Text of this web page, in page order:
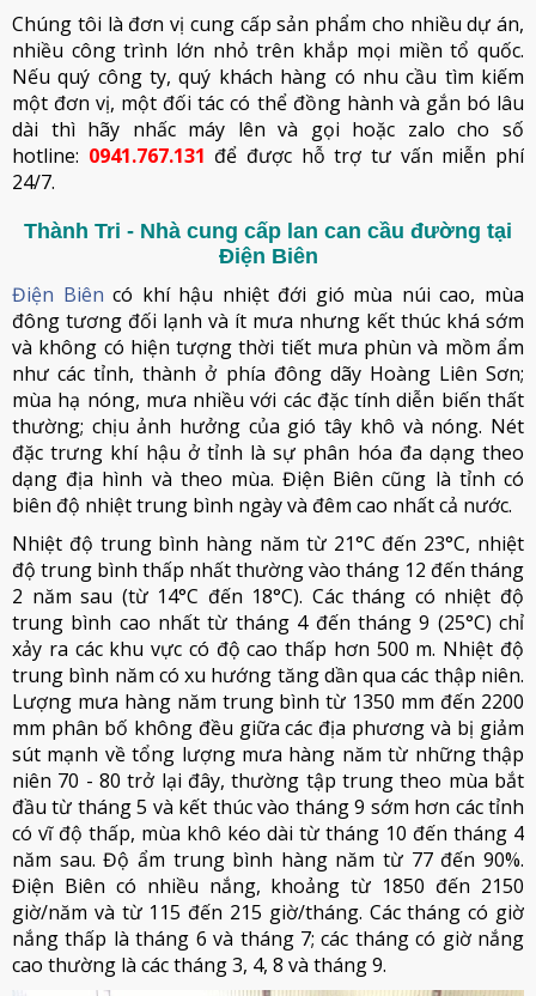
Chúng tôi là đơn vị cung cấp sản phẩm cho nhiều dự án,
nhiều công trình lớn nhỏ trên khắp mọi miền tổ quốc.
Nếu quý công ty, quý khách hàng có nhu cầu tìm kiếm
một đơn vị, một đối tác có thể đồng hành và gắn bó lâu
dài thì hãy nhấc máy lên và gọi hoặc zalo cho số
hotline: 0941.767.131 để được hỗ trợ tư vấn miễn phí
24/7.
Thành Tri - Nhà cung cấp lan can cầu đường tại
Điện Biên
Điện Biên có khí hậu nhiệt đới gió mùa núi cao, mùa
đông tương đối lạnh và ít mưa nhưng kết thúc khá sớm
và không có hiện tượng thời tiết mưa phùn và mồm ẩm
như các tỉnh, thành ở phía đông dãy Hoàng Liên Sơn;
mùa hạ nóng, mưa nhiều với các đặc tính diễn biến thất
thường; chịu ảnh hưởng của gió tây khô và nóng. Nét
đặc trưng khí hậu ở tỉnh là sự phân hóa đa dạng theo
dạng địa hình và theo mùa. Điện Biên cũng là tỉnh có
biên độ nhiệt trung bình ngày và đêm cao nhất cả nước.
Nhiệt độ trung bình hàng năm từ 21°C đến 23°C, nhiệt
độ trung bình thấp nhất thường vào tháng 12 đến tháng
2 năm sau (từ 14°C đến 18°C). Các tháng có nhiệt độ
trung bình cao nhất từ tháng 4 đến tháng 9 (25°C) chỉ
xảy ra các khu vực có độ cao thấp hơn 500 m. Nhiệt độ
trung bình năm có xu hướng tăng dần qua các thập niên.
Lượng mưa hàng năm trung bình từ 1350 mm đến 2200
mm phân bố không đều giữa các địa phương và bị giảm
sút mạnh về tổng lượng mưa hàng năm từ những thập
niên 70 - 80 trở lại đây, thường tập trung theo mùa bắt
đầu từ tháng 5 và kết thúc vào tháng 9 sớm hơn các tỉnh
có vĩ độ thấp, mùa khô kéo dài từ tháng 10 đến tháng 4
năm sau. Độ ẩm trung bình hàng năm từ 77 đến 90%.
Điện Biên có nhiều nắng, khoảng từ 1850 đến 2150
giờ/năm và từ 115 đến 215 giờ/tháng. Các tháng có giờ
nắng thấp là tháng 6 và tháng 7; các tháng có giờ nắng
cao thường là các tháng 3, 4, 8 và tháng 9.